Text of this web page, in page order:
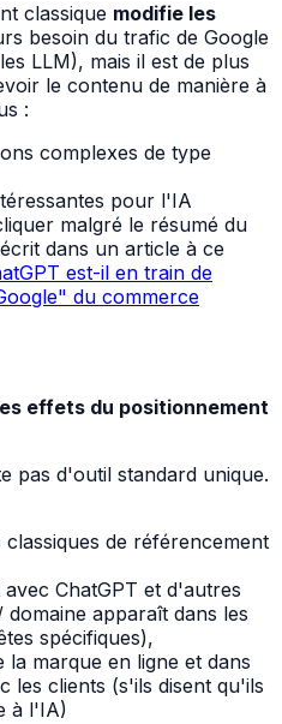
classique modifie les
besoin du trafic de Google
LLM), mais il est de plus
le contenu de manière à
:
complexes de type
pour l'IA
malgré le résumé du
dans un article à ce
est-il en train de
du commerce
effets du positionnement
pas d'outil standard unique.
de référencement
ChatGPT et d'autres
apparaît dans les
spécifiques),
la marque en ligne et dans
les clients (s'ils disent qu'ils
à l'IA)